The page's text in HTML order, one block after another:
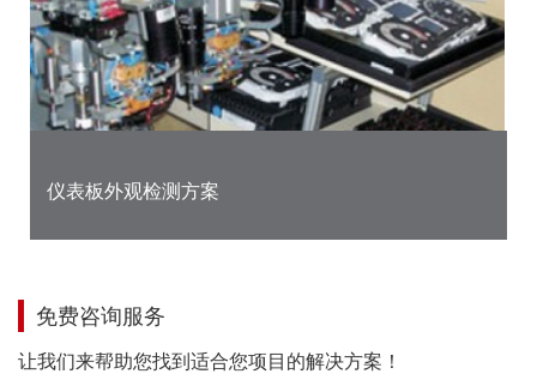
仪表板外观检测方案
免费咨询服务
让我们来帮助您找到适合您项目的解决方案！